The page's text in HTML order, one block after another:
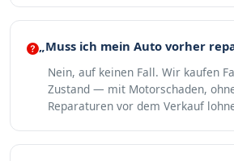
„Muss ich mein Auto vorher
Nein, auf keinen Fall. Wir kaufen
Zustand — mit Motorschaden,
Reparaturen vor dem Verkauf